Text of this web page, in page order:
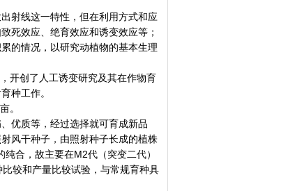
射线这一特性，但在利用方式和应
死效应、绝育效应和诱变效应等；
的情况，以研究动植物的基本生理
创了人工诱变研究及其在作物育
种工作。
。
优质等，经过选择就可育成新品
风干种子，由照射种子长成的植株
合，故主要在M2代（突变二代）
较和产量比较试验，与常规育种具